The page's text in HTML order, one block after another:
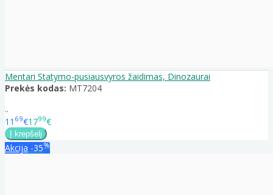
Mentari Statymo-pusiausvyros žaidimas, Dinozaurai
Prekės kodas: MT7204
..
11 69€1799€
Akcija -35%